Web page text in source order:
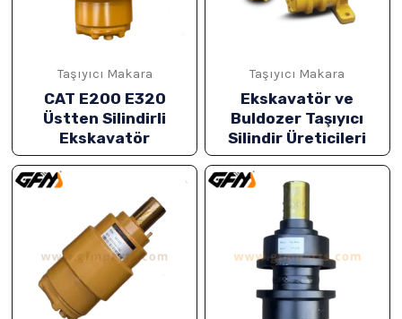
Taşıyıcı Makara
CAT E200 E320
Üstten Silindirli
Ekskavatör
Taşıyıcı Makara
Ekskavatör ve
Buldozer Taşıyıcı
Silindir Üreticileri